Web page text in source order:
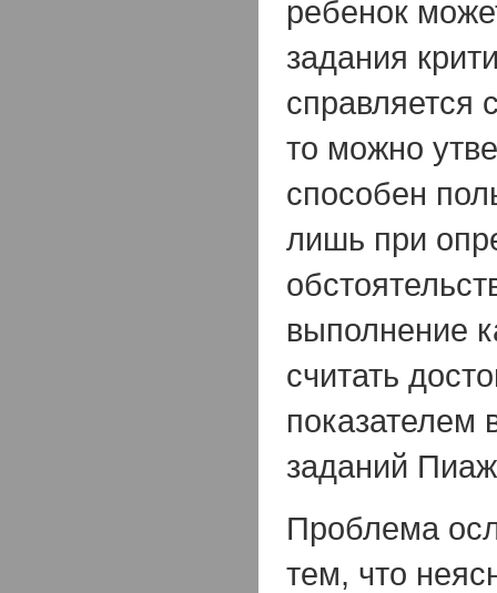
ребенок
задания
справляется
то можно
способен
лишь при
выполнение
считать
показателем
заданий
Проблема
тем, что